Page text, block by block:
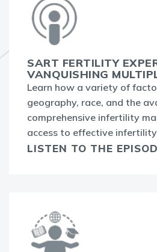
SART FERTILITY
VANQUISHING
Learn how a variety of
geography, race, and the
comprehensive infertility
access to effective
LISTEN TO THE